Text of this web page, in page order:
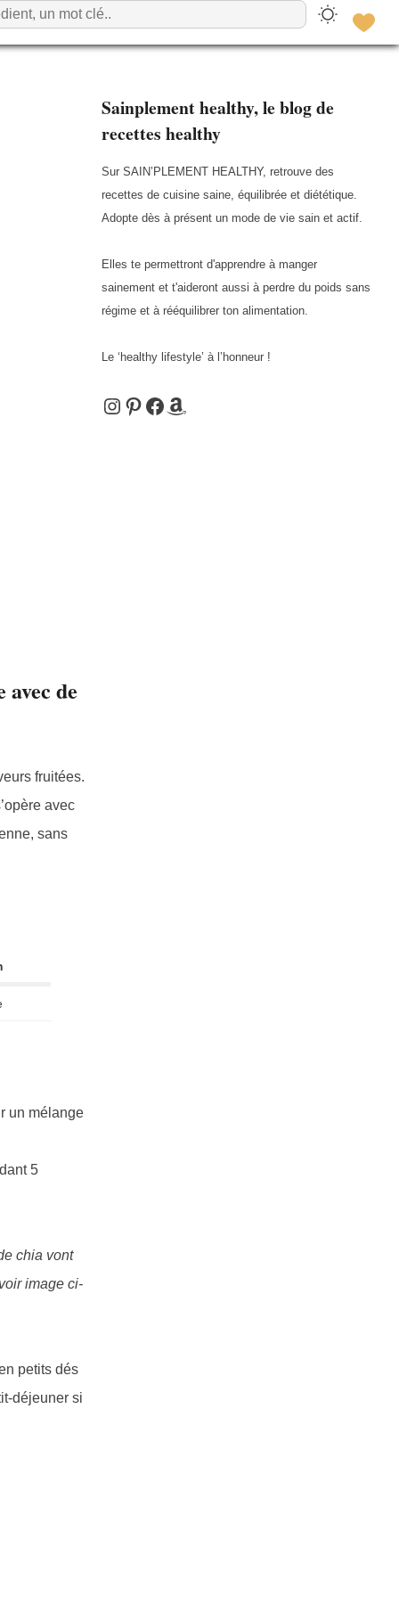
Sainplement healthy, le blog de
recettes healthy
Sur SAIN’PLEMENT HEALTHY, retrouve des
recettes de cuisine saine, équilibrée et diététique.
Adopte dès à présent un mode de vie sain et actif.
Elles te permettront d'apprendre à manger
sainement et t'aideront aussi à perdre du poids sans
régime et à rééquilibrer ton alimentation.
Le ‘healthy lifestyle’ à l’honneur !
Instagram
Pinterest
Facebook
Amazon
de
fruitées.
avec
sans
un mélange
5
chia vont
image ci-
petits dés
déjeuner si